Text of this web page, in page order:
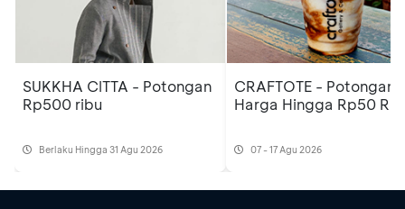
SUKKHA CITTA - Potongan
Rp500 ribu
Berlaku Hingga 31 Agu 2026
CRAFTOTE - Potongan
Harga Hingga Rp50
07 - 17 Agu 2026